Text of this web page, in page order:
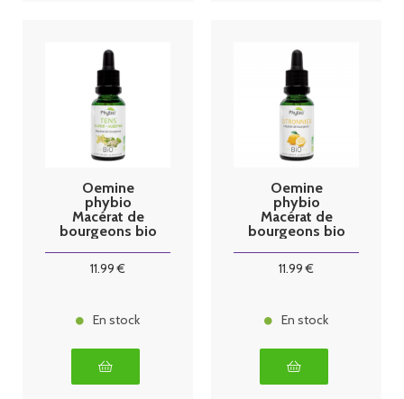
Oemine
phybio
Macérat de
bourgeons bio
11.99 €
En stock
Oemine
phybio
Macérat de
bourgeons bio
11.99 €
En stock